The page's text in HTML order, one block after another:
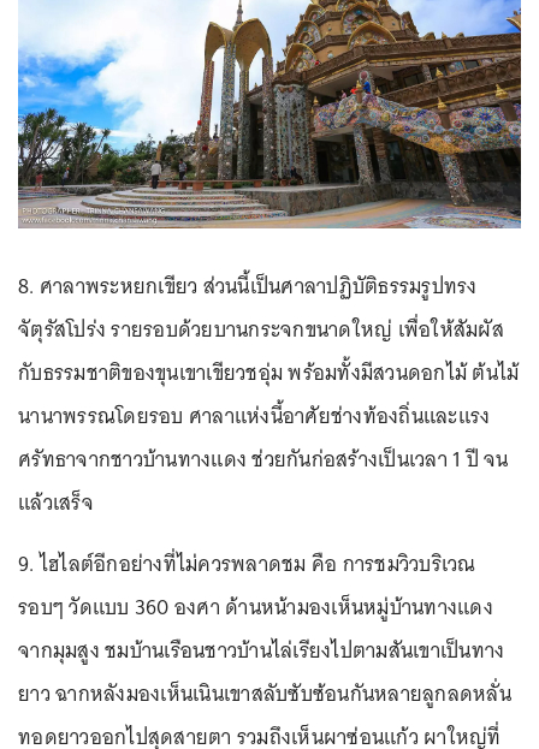
8. ศาลาพระหยกเขียว ส่วนนี้เป็นศาลาปฏิบัติธรรมรูปทรง
จัตุรัสโปร่ง รายรอบด้วยบานกระจกขนาดใหญ่ เพื่อให้สัมผัส
กับธรรมชาติของขุนเขาเขียวชอุ่ม พร้อมทั้งมีสวนดอกไม้ ต้นไม้
นานาพรรณโดยรอบ ศาลาแห่งนี้อาศัยช่างท้องถิ่นและแรง
ศรัทธาจากชาวบ้านทางแดง ช่วยกันก่อสร้างเป็นเวลา 1 ปี จน
แล้วเสร็จ
9. ไฮไลต์อีกอย่างที่ไม่ควรพลาดชม คือ การชมวิวบริเวณ
รอบๆ วัดแบบ 360 องศา ด้านหน้ามองเห็นหมู่บ้านทางแดง
จากมุมสูง ชมบ้านเรือนชาวบ้านไล่เรียงไปตามสันเขาเป็นทาง
ยาว ฉากหลังมองเห็นเนินเขาสลับซับซ้อนกันหลายลูกลดหลั่น
ทอดยาวออกไปสุดสายตา รวมถึงเห็นผาซ่อนแก้ว ผาใหญ่ที่